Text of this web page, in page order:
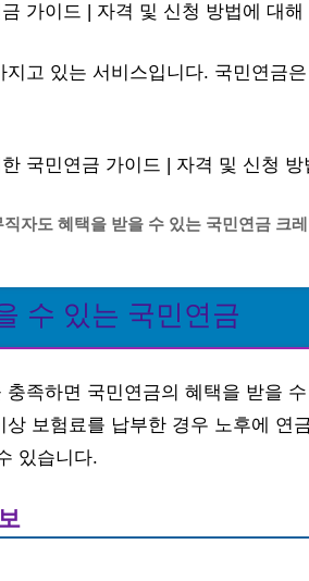
가이드 | 자격 및 신청 방법에 대
지고 있는 서비스입니다. 국민연금
국민연금 가이드 | 자격 및 신청
직자도 혜택을 받을 수 있는 국민연금 크
수 있는 국민연금
충족하면 국민연금의 혜택을 받을
보험료를 납부한 경우 노후에 연
있습니다.